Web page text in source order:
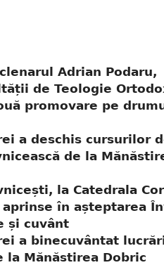
Adrian Podaru,
de Teologie
promovare pe
a deschis cursurilor
de la
la Catedrala
în așteptarea
și cuvânt
a binecuvântat
la Mănăstirea Dobric